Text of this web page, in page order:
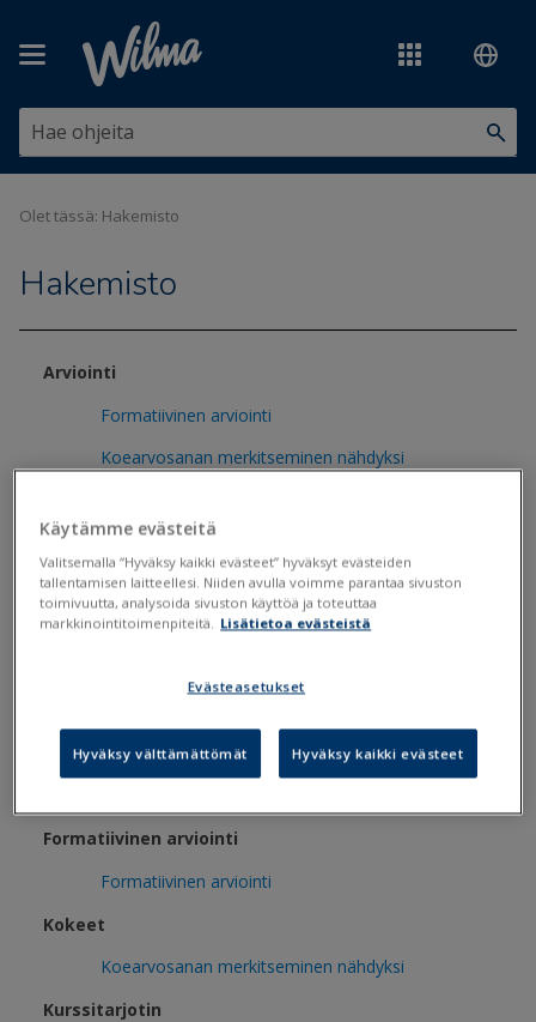
Olet tässä: Hakemisto
Hakemisto
Arviointi
Formatiivinen arviointi
Koearvosanan merkitseminen nähdyksi
Wilma-tunnukset: opiskelijan ohje
Wilma - FAQ
Wilma-tunnukset: huoltajan ohje
Wilma - FAQ
Formatiivinen arviointi
Formatiivinen arviointi
Kokeet
Koearvosanan merkitseminen nähdyksi
Kurssitarjotin
Käytämme evästeitä
Valitsemalla “Hyväksy kaikki evästeet” hyväksyt evästeiden
tallentamisen laitteellesi. Niiden avulla voimme parantaa sivuston
toimivuutta, analysoida sivuston käyttöä ja toteuttaa
markkinointitoimenpiteitä. Lisätietoa evästeistä
Evästeasetukset
Hyväksy välttämättömät Hyväksy kaikki evästeet